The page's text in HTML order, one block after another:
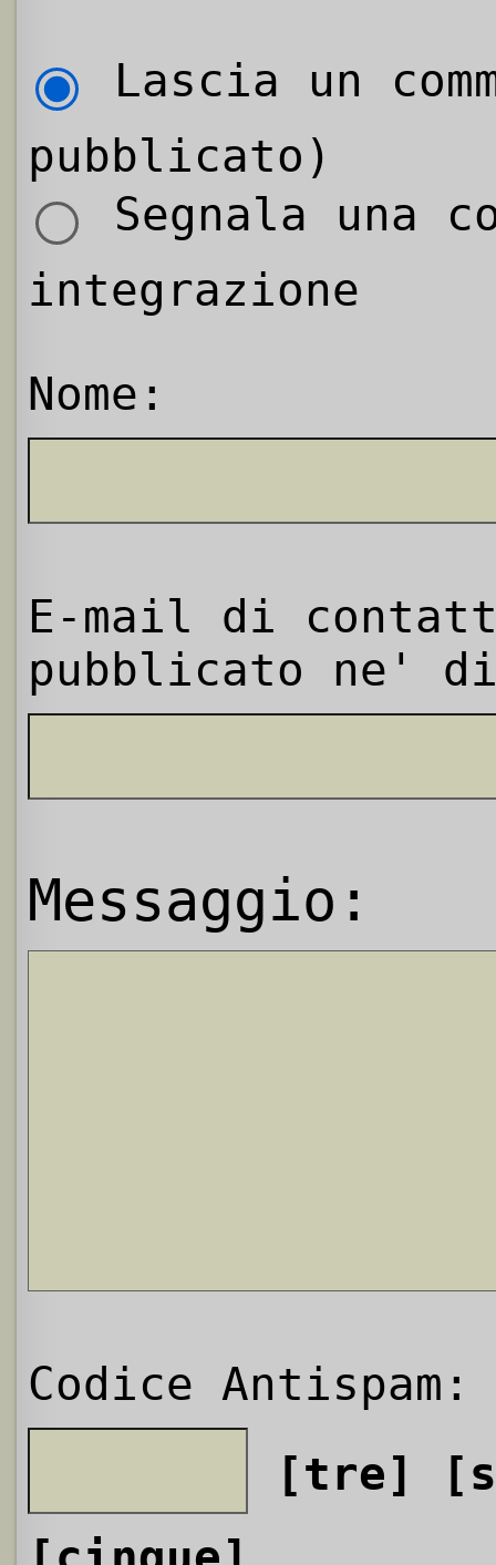
Lascia un
pubblicato)
Segnala una
integrazione
Nome:
E-mail di
pubblicato ne'
Messaggio:
Codice Antispam:
[tre]